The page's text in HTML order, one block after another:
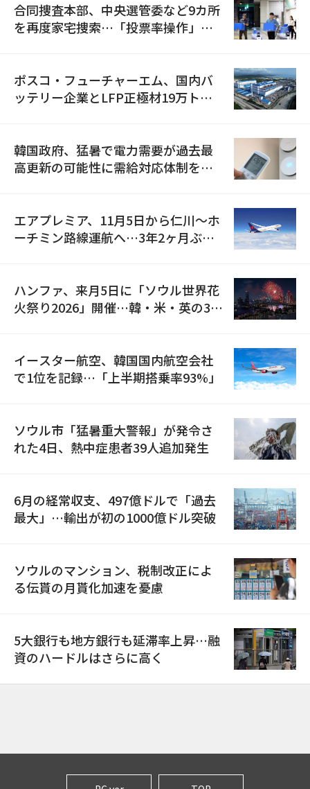
合同捜査本部、中央選管委など9カ所
を再度家宅捜索…「投票率操作」の
ポスコ・フューチャーエム、国内バ
ッテリー企業とLFP正極材19万トン
韓国政府、猛暑で電力需要が過去最
高更新の可能性に需給対応体制を点
エアプレミア、11月5日から仁川〜ホ
ーチミン路線運航へ…3年2ヶ月ぶり
ハンファ、来月5日に「ソウル世界花
火祭り2026」開催…韓・米・英の3カ
イースター航空、韓国国内航空会社
で1位を記録…「上半期搭乗率93%」
ソウル市「猛暑重大警報」が発令さ
れた4日、熱中症患者39人追加発生
6月の経常収支、497億ドルで「過去
最大」…輸出が初の1000億ドル突破
ソウルのマンション、税制改正によ
る伝貰の月貰化加速を憂慮
5大銀行も地方銀行も延滞率上昇…融
資のハードルはさらに高く